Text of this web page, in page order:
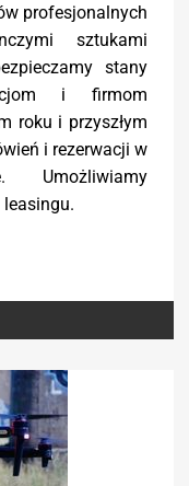
profesjonalnych
sztukami
stany
i firmom
roku i przyszłym
i rezerwacji w
Umożliwiamy